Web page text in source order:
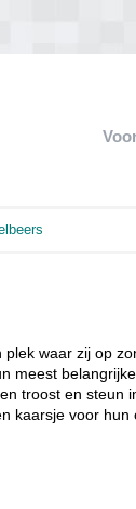
waar zij op
meest
troost en steun
kaarsje voor hun